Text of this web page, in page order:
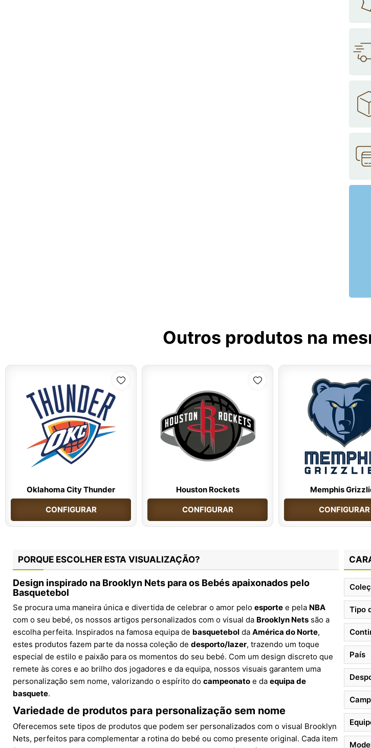
Outros produtos na
Oklahoma City Thunder
CONFIGURAR
Houston Rockets
CONFIGURAR
Memphis
CONFIGURAR
PORQUE ESCOLHER ESTA VISUALIZAÇÃO?
Design inspirado na Brooklyn Nets para os Bebés apaixonados pelo
Basquetebol
Se procura uma maneira única e divertida de celebrar o amor pelo esporte e pela NBA
com o seu bebé, os nossos artigos personalizados com o visual da Brooklyn Nets são a
escolha perfeita. Inspirados na famosa equipa de basquetebol da América do Norte,
estes produtos fazem parte da nossa coleção de desporto/lazer, trazendo um toque
especial de estilo e paixão para os momentos do seu bebé. Com um design discreto que
remete às cores e ao brilho dos jogadores e da equipa, nossos visuais garantem uma
personalização sem nome, valorizando o espírito do campeonato e da equipa de
basquete.
Variedade de produtos para personalização sem nome
Oferecemos sete tipos de produtos que podem ser personalizados com o visual Brooklyn
Nets, perfeitos para complementar a rotina do bebé ou como presente original. Cada item
Tipo
País